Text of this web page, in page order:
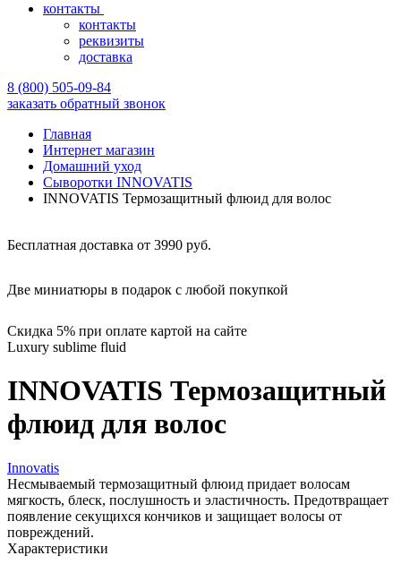
контакты
контакты
реквизиты
доставка
8 (800) 505-09-84
заказать обратный звонок
Главная
Интернет магазин
Домашний уход
Сыворотки INNOVATIS
INNOVATIS Термозащитный флюид для волос
Бесплатная доставка от 3990 руб.
Две миниатюры в подарок с любой покупкой
Скидка 5% при оплате картой на сайте
Luxury sublime fluid
INNOVATIS Термозащитный
флюид для волос
Innovatis
Несмываемый термозащитный флюид придает волосам
мягкость, блеск, послушность и эластичность. Предотвращает
появление секущихся кончиков и защищает волосы от
повреждений.
Характеристики